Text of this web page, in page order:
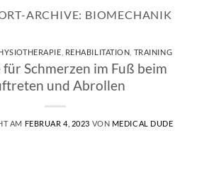
ARCHIVE: BIOMECHANIK
REHABILITATION TRAINING
Schmerzen im Fuß beim
und Abrollen
AM FEBRUAR 4, 2023 VON MEDICAL DUDE